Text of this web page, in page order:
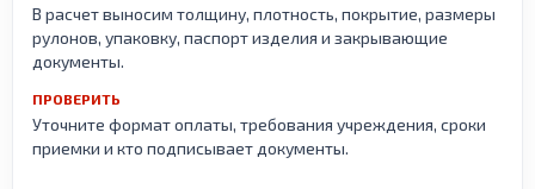
В расчет выносим толщину, плотность, покрытие, размеры
рулонов, упаковку, паспорт изделия и закрывающие
документы.
ПРОВЕРИТЬ
Уточните формат оплаты, требования учреждения, сроки
приемки и кто подписывает документы.